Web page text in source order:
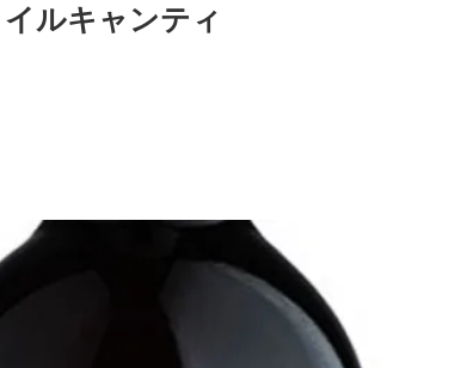
ルキャンティ